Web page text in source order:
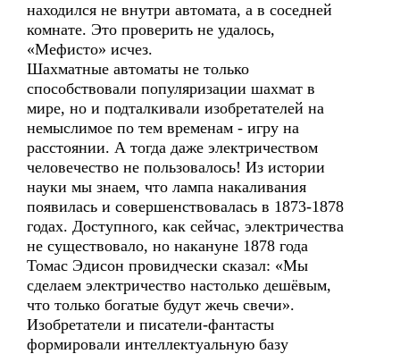
находился не внутри автомата, а в соседней
комнате. Это проверить не удалось,
«Мефисто» исчез.
Шахматные автоматы не только
способствовали популяризации шахмат в
мире, но и подталкивали изобретателей на
немыслимое по тем временам - игру на
расстоянии. А тогда даже электричеством
человечество не пользовалось! Из истории
науки мы знаем, что лампа накаливания
появилась и совершенствовалась в 1873-1878
годах. Доступного, как сейчас, электричества
не существовало, но накануне 1878 года
Томас Эдисон провидчески сказал: «Мы
сделаем электричество настолько дешёвым,
что только богатые будут жечь свечи».
Изобретатели и писатели-фантасты
формировали интеллектуальную базу